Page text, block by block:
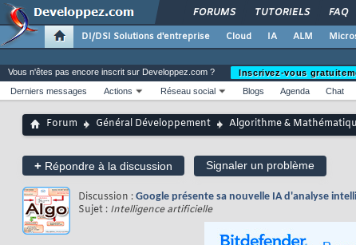
FORUMS TUTORIELS FAQ
DI/DSI Solutions d'entreprise Cloud IA ALM
Vous n'êtes pas encore inscrit sur Developpez.com ?
Inscrivez-vous
Derniers messages
Actions Réseau social Blogs Agenda Chat
Forum Général Développement Algorithme &
+ Répondre à la discussion Signaler un problème
Discussion : Google présente sa nouvelle IA d'analyse
Sujet : Intelligence artificielle